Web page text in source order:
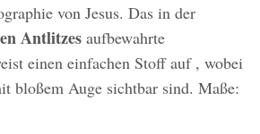
von Jesus. Das in der
Antlitzes aufbewahrte
einen einfachen Stoff auf , wobei
bloßem Auge sichtbar sind. Maße: